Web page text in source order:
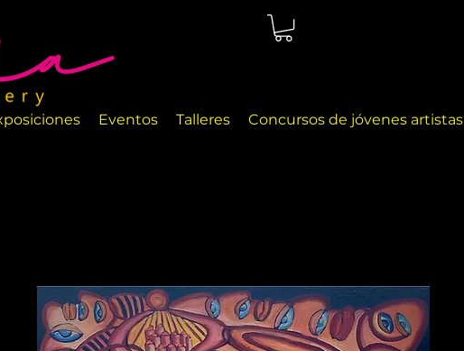
Eventos Talleres Concursos de jóvenes artistas